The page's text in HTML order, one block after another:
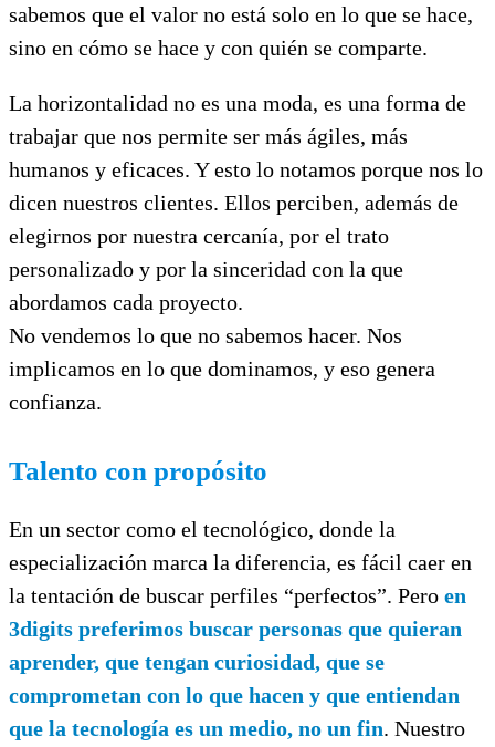
sabemos que el valor no está solo en lo que se hace,
sino en cómo se hace y con quién se comparte.
La horizontalidad no es una moda, es una forma de
trabajar que nos permite ser más ágiles, más
humanos y eficaces. Y esto lo notamos porque nos lo
dicen nuestros clientes. Ellos perciben, además de
elegirnos por nuestra cercanía, por el trato
personalizado y por la sinceridad con la que
abordamos cada proyecto.
No vendemos lo que no sabemos hacer. Nos
implicamos en lo que dominamos, y eso genera
confianza.
Talento con propósito
En un sector como el tecnológico, donde la
especialización marca la diferencia, es fácil caer en
la tentación de buscar perfiles “perfectos”. Pero en
3digits preferimos buscar personas que quieran
aprender, que tengan curiosidad, que se
comprometan con lo que hacen y que entiendan
que la tecnología es un medio, no un fin. Nuestro